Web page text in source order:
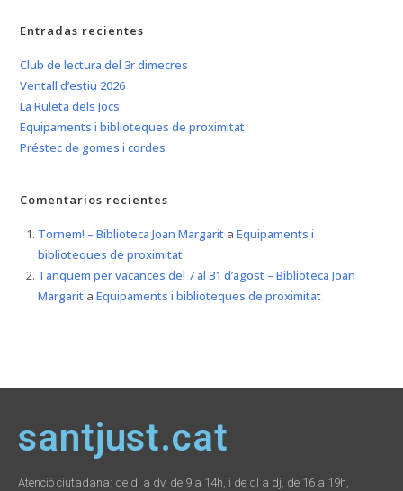
Entradas recientes
Club de lectura del 3r dimecres
Ventall d’estiu 2026
La Ruleta dels Jocs
Equipaments i biblioteques de proximitat
Préstec de gomes i cordes
Comentarios recientes
Tornem! – Biblioteca Joan Margarit aEquipaments i
biblioteques de proximitat
Tanquem per vacances del 7 al 31 d’agost – Biblioteca Joan
Margarit aEquipaments i biblioteques de proximitat
santjust.cat
Atenció ciutadana: de dl a dv, de 9 a 14h, i de dl a dj, de 16 a 19h,